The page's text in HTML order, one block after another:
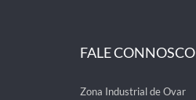
FALE CONNOSCO
Zona Industrial de Ovar